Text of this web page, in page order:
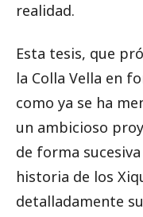
realidad.
Esta tesis, que
la Colla Vella en
como ya se ha
un ambicioso
de forma
historia de los
detalladamente